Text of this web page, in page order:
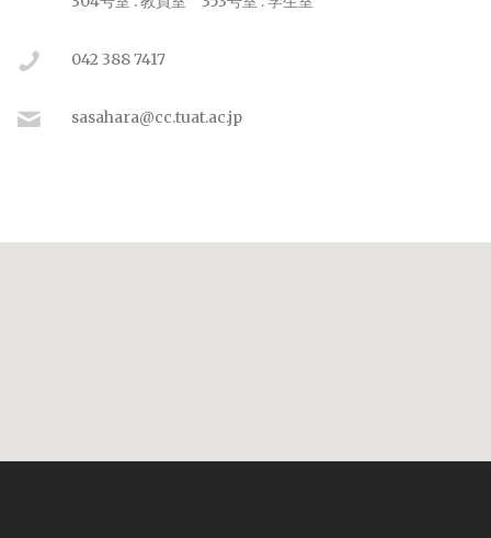
042 388 7417
sasahara@cc.tuat.ac.jp